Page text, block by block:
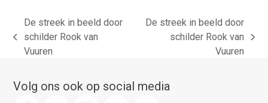
previous
post:
De streek in beeld door
schilder Rook van
Vuuren
De streek in beeld door
schilder Rook van
Vuuren
Volg ons ook op social media